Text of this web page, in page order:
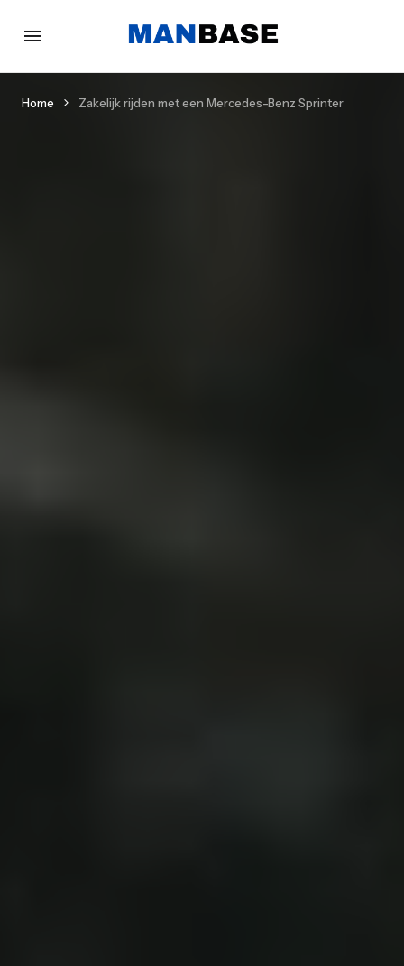
Home Zakelijk rijden met een Mercedes-Benz Sprinter